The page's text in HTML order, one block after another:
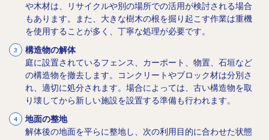
や木材は、リサイクルや別の場所での活用が検討される場合
もあります。また、大きな樹木の根を掘り起こす作業は重機
を使用することが多く、丁寧な処理が必要です。
構造物の解体
庭に設置されているフェンス、カーポート、物置、石垣など
の構造物を撤去します。コンクリートやブロック材は分別さ
れ、適切に処分されます。場合によっては、古い構造物を取
り壊してから新しい施設を設置する準備も行われます。
地面の整地
解体後の地面を平らに整地し、次の利用目的に合わせた状態